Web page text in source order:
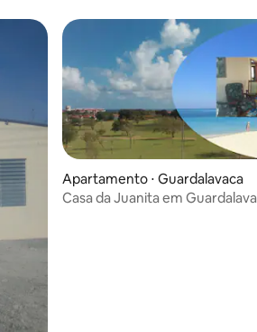
Apartamento ⋅ Guardalavaca
Casa da Juanita em